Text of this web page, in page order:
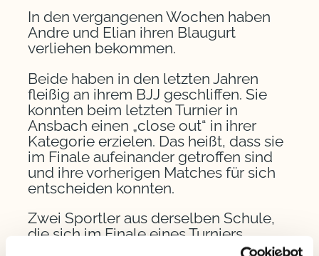
In den vergangenen Wochen haben
Andre und Elian ihren Blaugurt
verliehen bekommen.
Beide haben in den letzten Jahren
fleißig an ihrem BJJ geschliffen. Sie
konnten beim letzten Turnier in
Ansbach einen „close out“ in ihrer
Kategorie erzielen. Das heißt, dass sie
im Finale aufeinander getroffen sind
und ihre vorherigen Matches für sich
entscheiden konnten.
Zwei Sportler aus derselben Schule,
die sich im Finale eines Turniers